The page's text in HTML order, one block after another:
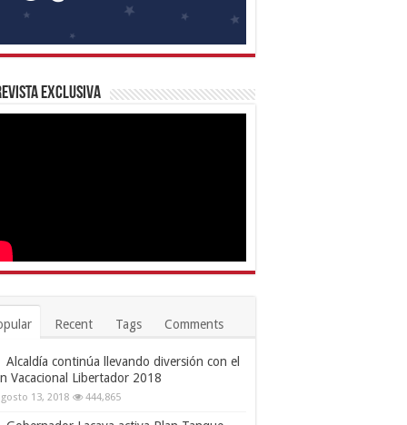
Exclusiva
Recent Tags Comments
Alcaldía continúa llevando diversión con el
Vacacional Libertador 2018
13, 2018 444,865